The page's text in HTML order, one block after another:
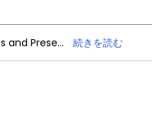
NXP Trimension Ultra-Wideband Powers BMW Group’s Digital Key Plus and Presence Detection 続きを読む